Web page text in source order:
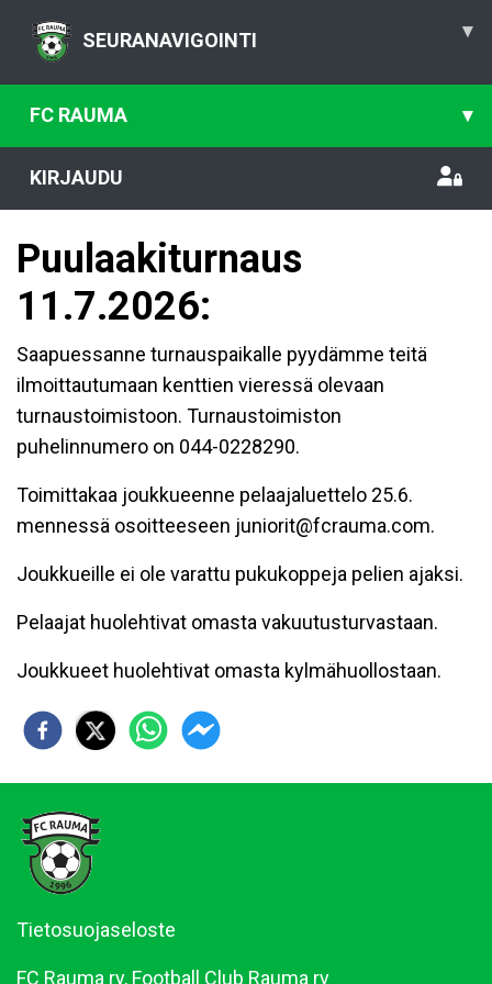
SEURANAVIGOINTI ▾
FC RAUMA ▾
KIRJAUDU
Puulaakiturnaus
11.7.2026:
Saapuessanne turnauspaikalle pyydämme teitä
ilmoittautumaan kenttien vieressä olevaan
turnaustoimistoon. Turnaustoimiston
puhelinnumero on 044-0228290.
Toimittakaa joukkueenne pelaajaluettelo 25.6.
mennessä osoitteeseen juniorit@fcrauma.com.
Joukkueille ei ole varattu pukukoppeja pelien ajaksi.
Pelaajat huolehtivat omasta vakuutusturvastaan.
Joukkueet huolehtivat omasta kylmähuollostaan.
Tietosuojaseloste
FC Rauma ry, Football Club Rauma ry